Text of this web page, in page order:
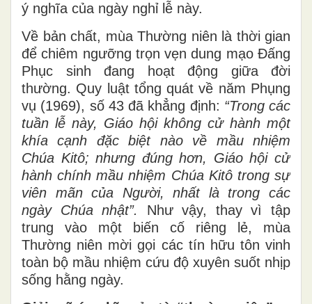
ý nghĩa của ngày nghỉ lễ này.
Về bản chất, mùa Thường niên là thời gian
để chiêm ngưỡng trọn vẹn dung mạo Đấng
Phục sinh đang hoạt động giữa đời
thường. Quy luật tổng quát về năm Phụng
vụ (1969), số 43 đã khẳng định: “Trong các
tuần lễ này, Giáo hội không cử hành một
khía cạnh đặc biệt nào về mầu nhiệm
Chúa Kitô; nhưng đúng hơn, Giáo hội cử
hành chính mầu nhiệm Chúa Kitô trong sự
viên mãn của Người, nhất là trong các
ngày Chúanhật”.
Như vậy, thay vì tập
trung vào một biến cố riêng lẻ, mùa
Thường niên mời gọi các tín hữu tôn vinh
toàn bộ mầu nhiệm cứu độ xuyên suốt nhịp
sống hằng ngày.